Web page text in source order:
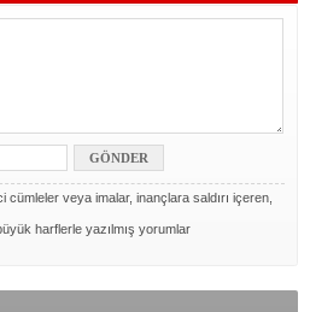
cümleler veya imalar, inançlara saldırı içeren,
harflerle yazılmış yorumlar